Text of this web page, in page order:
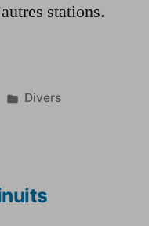
stations.
Publié
Divers
: